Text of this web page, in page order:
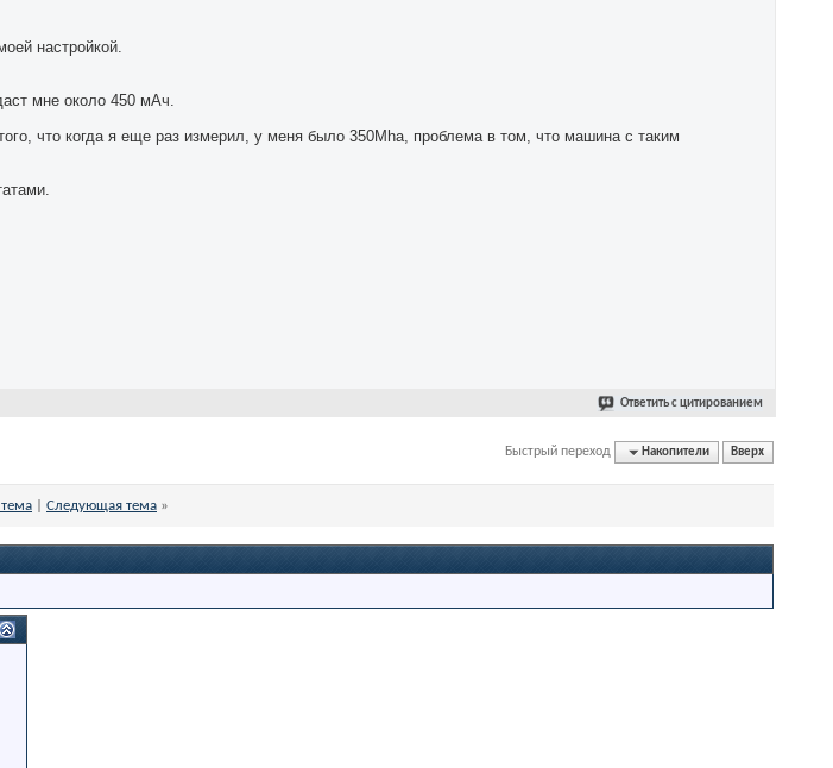
настройкой.
мне около 450 мАч.
что когда я еще раз измерил, у меня было 350Mha, проблема в том, что машина с таким
Ответить с цитированием
Быстрый переход Накопители Вверх
Следующая тема »